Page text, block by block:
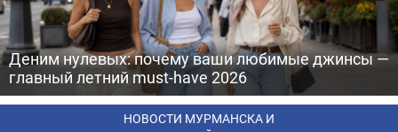
Деним нулевых: почему ваши любимые джинсы —
главный летний must-have 2026
НОВОСТИ МУРМАНСКА И